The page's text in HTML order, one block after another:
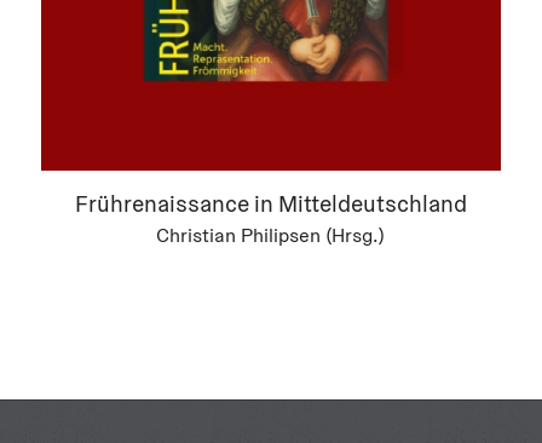
Frührenaissance in Mitteldeutschland
Christian Philipsen (Hrsg.)